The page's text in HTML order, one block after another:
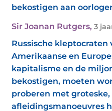
bekostigen aan
Sir Joanan Rutgers, 3
Russische kleptocraten
Amerikaanse en
kapitalisme en de
bekostigen, moeten
proberen met
afleidingsmanoeuvres